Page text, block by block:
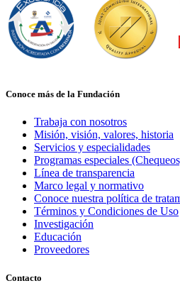
Conoce más de la Fundación
Trabaja con nosotros
Misión, visión, valores, historia
Servicios y especialidades
Programas especiales
Línea de transparencia
Marco legal y normativo
Conoce nuestra política de
Términos y Condiciones de Uso
Investigación
Educación
Proveedores
Contacto